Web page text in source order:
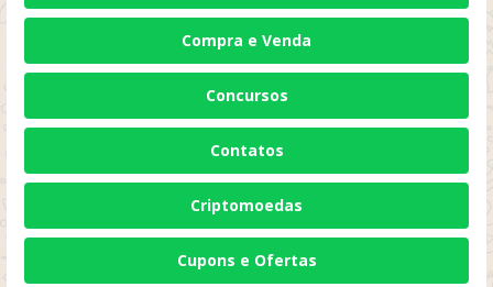
Compra e Venda
Concursos
Contatos
Criptomoedas
Cupons e Ofertas